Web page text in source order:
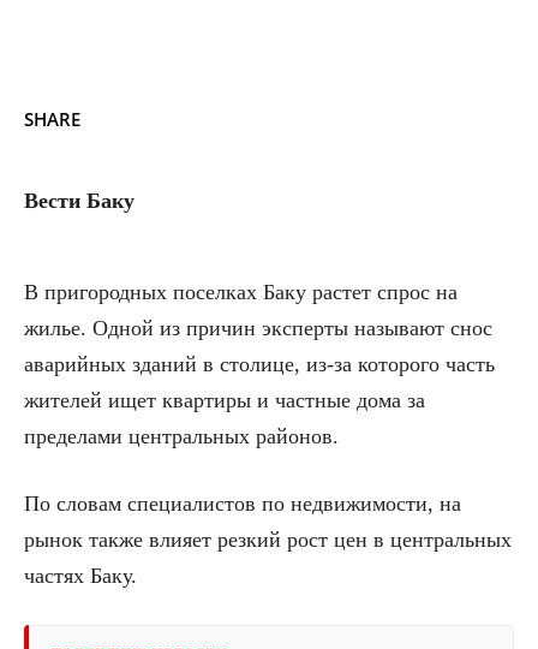
SHARE
Вести Баку
В пригородных поселках Баку растет спрос на
жилье. Одной из причин эксперты называют снос
аварийных зданий в столице, из-за которого часть
жителей ищет квартиры и частные дома за
пределами центральных районов.
По словам специалистов по недвижимости, на
рынок также влияет резкий рост цен в центральных
частях Баку.